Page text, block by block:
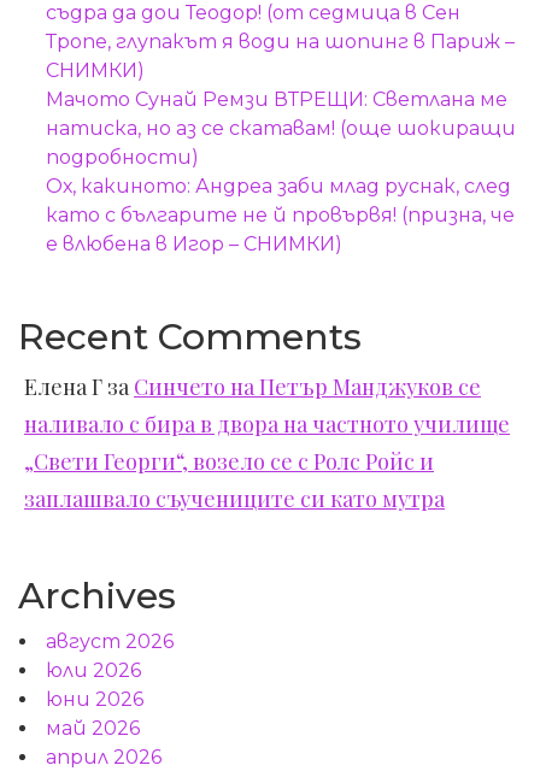
съдра да дои Теодор! (от седмица в Сен
Тропе, глупакът я води на шопинг в Париж –
СНИМКИ)
Мачото Сунай Ремзи ВТРЕЩИ: Светлана ме
натиска, но аз се скатавам! (още шокиращи
подробности)
Ох, какиното: Андреа заби млад руснак, след
като с българите не й провървя! (призна, че
е влюбена в Игор – СНИМКИ)
Recent Comments
Елена Г за Синчето на Петър Манджуков се
наливало с бира в двора на частното училище
„Свети Георги“, возело се с Ролс Ройс и
заплашвало съучениците си като мутра
Archives
август 2026
юли 2026
юни 2026
май 2026
април 2026